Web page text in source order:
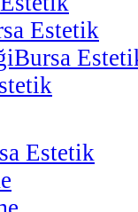
Estetik
Bursa
Estetik